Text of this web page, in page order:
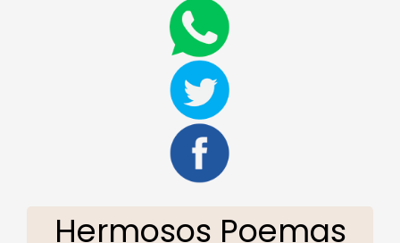
Hermosos Poemas